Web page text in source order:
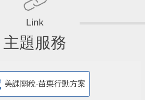
主題服務
美課關稅-苗栗行動方案